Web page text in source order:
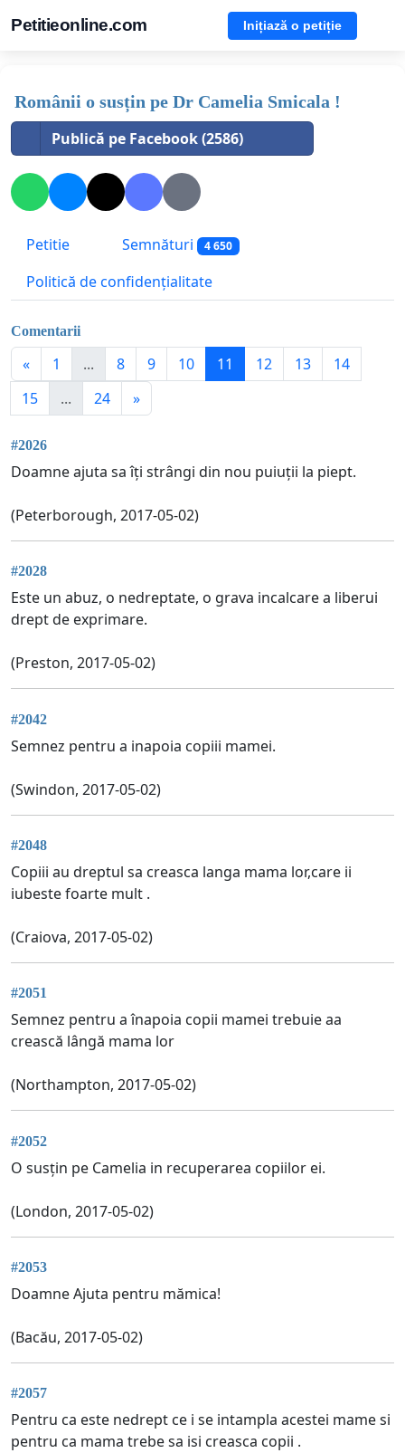
Petitieonline.com Inițiază o petiție
Românii o susțin pe Dr Camelia Smicala !
Publică pe Facebook (2586)
Petitie Semnături 4 650
Politică de confidențialitate
Comentarii
« 1 ... 8 9 10 11 12 13
14
15
... 24 »
#2026
Doamne ajuta sa îți strângi din nou puiuții la piept.
(Peterborough, 2017-05-02)
#2028
Este un abuz, o nedreptate, o grava incalcare a liberui
drept de exprimare.
(Preston, 2017-05-02)
#2042
Semnez pentru a inapoia copiii mamei.
(Swindon, 2017-05-02)
#2048
Copiii au dreptul sa creasca langa mama lor,care ii
iubeste foarte mult .
(Craiova, 2017-05-02)
#2051
Semnez pentru a înapoia copii mamei trebuie aa
crească lângă mama lor
(Northampton, 2017-05-02)
#2052
O susțin pe Camelia in recuperarea copiilor ei.
(London, 2017-05-02)
#2053
Doamne Ajuta pentru mămica!
(Bacău, 2017-05-02)
#2057
Pentru ca este nedrept ce i se intampla acestei mame si
pentru ca mama trebe sa isi creasca copii .